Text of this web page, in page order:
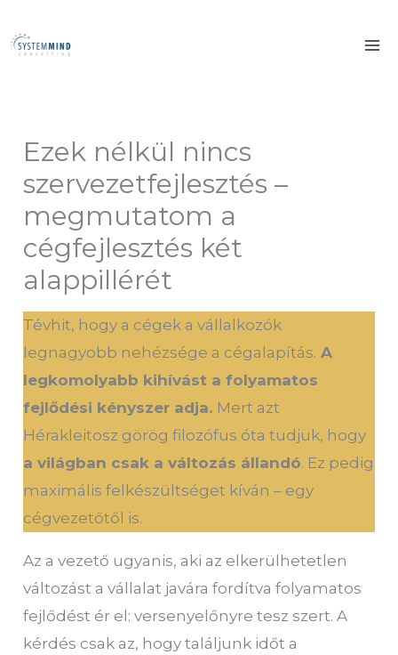
to
Ezek nélkül nincs
szervezetfejlesztés –
megmutatom a
cégfejlesztés két
alappillérét
Tévhit, hogy a cégek a vállalkozók
legnagyobb nehézsége a cégalapítás. A
legkomolyabb kihívást a folyamatos
fejlődési kényszer adja. Mert azt
Hérakleitosz görög filozófus óta tudjuk, hogy
a világban csak a változás állandó. Ez pedig
maximális felkészültséget kíván – egy
cégvezetőtől is.
Az a vezető ugyanis, aki az elkerülhetetlen
változást a vállalat javára fordítva folyamatos
fejlődést ér el: versenyelőnyre tesz szert. A
kérdés csak az, hogy találjunk időt a